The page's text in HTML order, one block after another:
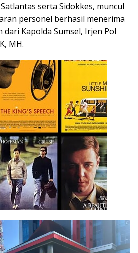
serta Sidokkes, muncul
personel berhasil menerima
Kapolda Sumsel, Irjen Pol
MH.